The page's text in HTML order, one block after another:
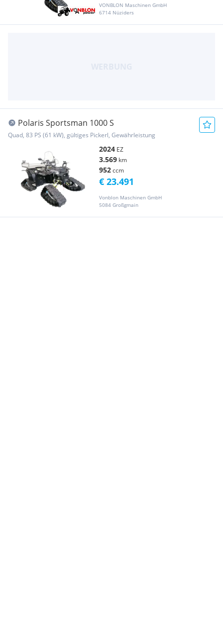
VONBLON Maschinen GmbH
6714 Nüziders
Polaris Sportsman 1000 S
Quad, 83 PS (61 kW), gültiges Pickerl, Gewährleistung
2024 EZ
3.569 km
952ccm
Vonblon Maschinen GmbH
5084 Großgmain
€ 23.491